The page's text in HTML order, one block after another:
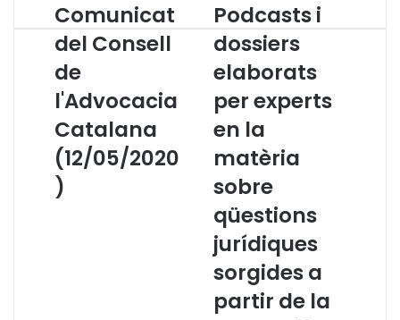
C
o
m
u
c
a
t
d
e
Comunicat
del Consell
de
l'Advocacia
Catalana
(12/05/2020
)
P
o
d
c
s
t
s
o
s
s
i
e
s
Podcasts i
dossiers
elaborats
per experts
en la
matèria
sobre
qüestions
jurídiques
sorgides a
partir de la